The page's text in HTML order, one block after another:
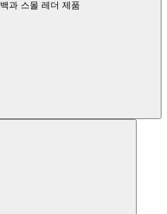
백과 스몰 레더 제품